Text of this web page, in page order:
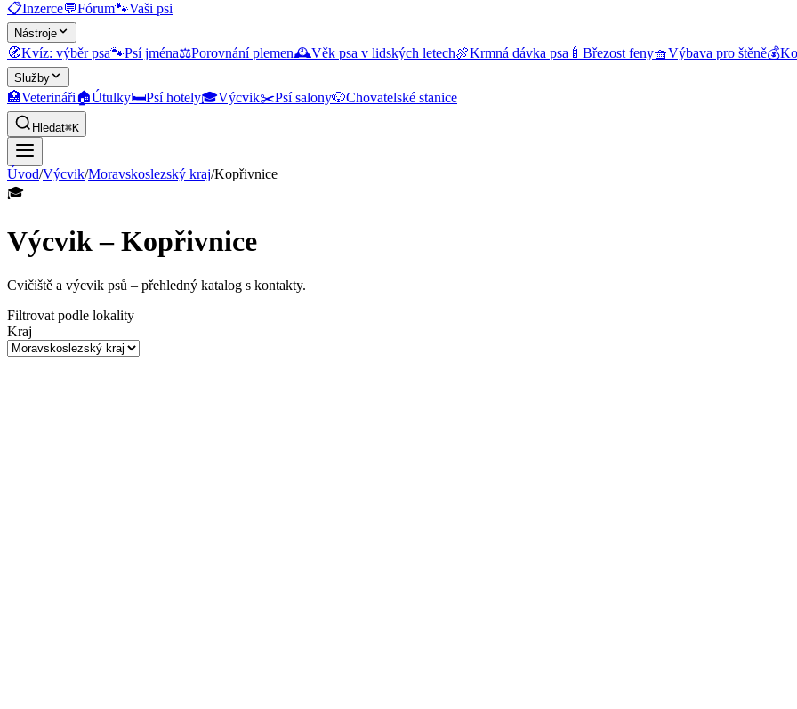
📋Inzerce💬Fórum🐾Vaši psi
Nástroje
🧭Kvíz: výběr psa🐾Psí jména⚖️Porovnání plemen🕰️Věk psa v lidských letech🍖Krmná dávka psa 🍼 Březost feny🧺Výbava pro štěně💰
Služby
🏥Veterináři🏠Útulky🛏️Psí hotely🎓Výcvik✂️Psí salony🐶Chovatelské stanice
Hledat⌘K
Úvod/Výcvik/Moravskoslezský kraj/Kopřivnice
🎓
Výcvik – Kopřivnice
Cvičiště a výcvik psů – přehledný katalog s kontakty.
Filtrovat podle lokality
Kraj